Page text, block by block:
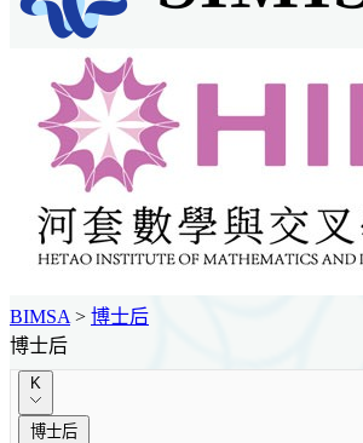
BIMSA > 博士后
博士后
K
博士后